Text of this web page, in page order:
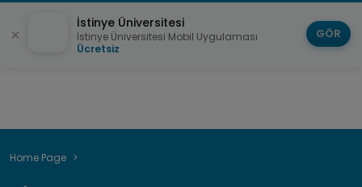
Breadcrumb
Home Page
İstinye Üniversitesi
İstinye Üniversitesi Mobil Uygulaması
Ücretsiz
GÖR